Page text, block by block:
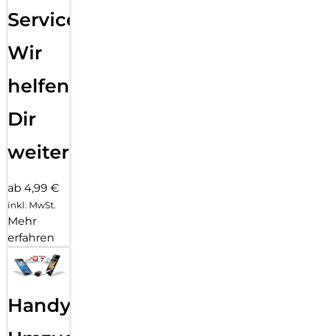
Service:
Wir
helfen
Dir
weiter
ab 4,99 €
inkl. MwSt.
Mehr
erfahren
Handy